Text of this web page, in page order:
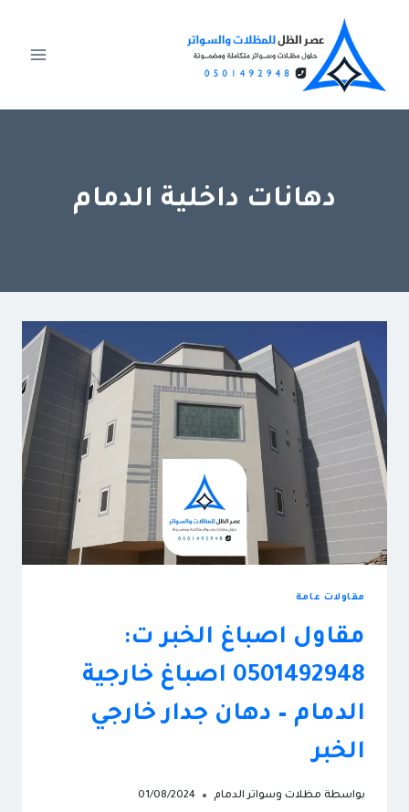
المحتوى
دهانات داخلية الدمام
مقاولات عامة
مقاول اصباغ الخبر ت:
0501492948 اصباغ خارجية
الدمام – دهان جدار خارجي
الخبر
بواسطة مظلات وسواتر الدمام 01/08/2024